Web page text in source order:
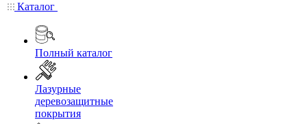
Каталог
Полный каталог
Лазурные
деревозащитные
покрытия